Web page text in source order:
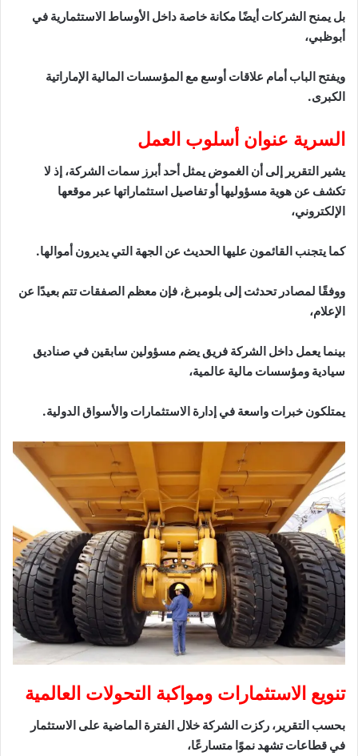
بل يمنح الشركات أيضًا مكانة خاصة داخل الأوساط الاستثمارية في
أبوظبي،
ويفتح الباب أمام علاقات أوسع مع المؤسسات المالية الإماراتية
الكبرى.
السرية عنوان أسلوب العمل
يشير التقرير إلى أن الغموض يمثل أحد أبرز سمات الشركة، إذ لا
تكشف عن هوية مسؤوليها أو تفاصيل استثماراتها عبر موقعها
الإلكتروني،
كما يتجنب القائمون عليها الحديث عن الجهة التي يديرون أموالها.
ووفقًا لمصادر تحدثت إلى بلومبرغ، فإن معظم الصفقات تتم بعيدًا عن
الإعلام،
بينما يعمل داخل الشركة فريق يضم مسؤولين سابقين في صناديق
سيادية ومؤسسات مالية عالمية،
يمتلكون خبرات واسعة في إدارة الاستثمارات والأسواق الدولية.
تنويع الاستثمارات ومواكبة التحولات العالمية
بحسب التقرير، ركزت الشركة خلال الفترة الماضية على الاستثمار
في قطاعات تشهد نموًا متسارعًا،